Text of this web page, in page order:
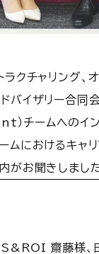
ラクチャリング
ドバイザリー
ムへのインタ
ムにおけるキャ
がお聞きしました
S&ROI 齋藤様、